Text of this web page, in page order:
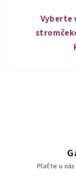
Vyberte
Plaťte u